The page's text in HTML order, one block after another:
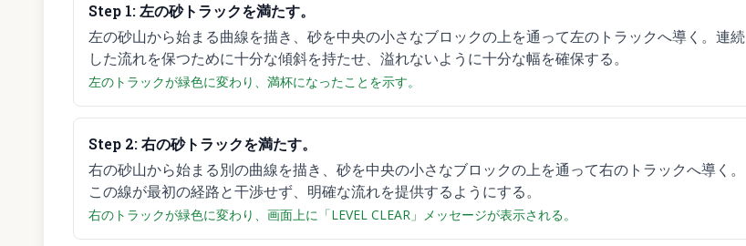
Step 1:左の砂トラックを満たす。
左の砂山から始まる曲線を描き、砂を中央の小さなブロックの上を通って左のトラックへ導く。連続
した流れを保つために十分な傾斜を持たせ、溢れないように十分な幅を確保する。
左のトラックが緑色に変わり、満杯になったことを示す。
Step 2:右の砂トラックを満たす。
右の砂山から始まる別の曲線を描き、砂を中央の小さなブロックの上を通って右のトラックへ導く。
この線が最初の経路と干渉せず、明確な流れを提供するようにする。
右のトラックが緑色に変わり、画面上に「LEVEL CLEAR」メッセージが表示される。